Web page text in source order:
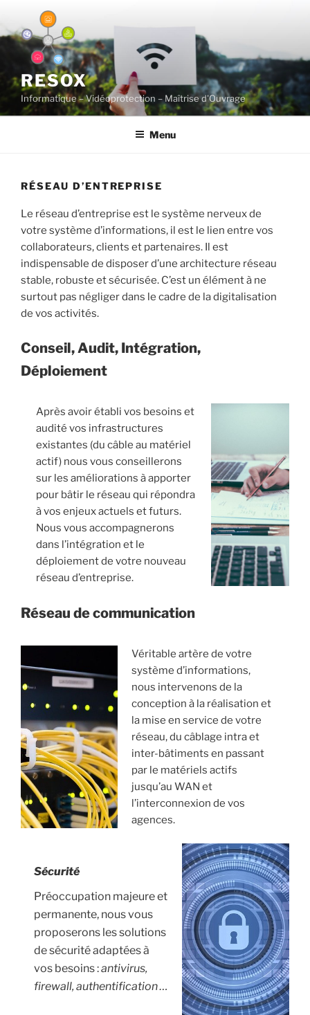
contenu
principal
RESOX
Informatique – Vidéoprotection – Maîtrise d'Ouvrage
Menu
RÉSEAU D’ENTREPRISE
Le réseau d’entreprise est le système nerveux de
votre système d’informations, il est le lien entre vos
collaborateurs, clients et partenaires. Il est
indispensable de disposer d’une architecture réseau
stable, robuste et sécurisée. C’est un élément à ne
surtout pas négliger dans le cadre de la digitalisation
de vos activités.
Conseil, Audit, Intégration,
Déploiement
Après avoir établi vos besoins et
audité vos infrastructures
existantes (du câble au matériel
actif) nous vous conseillerons
sur les améliorations à apporter
pour bâtir le réseau qui répondra
à vos enjeux actuels et futurs.
Nous vous accompagnerons
dans l’intégration et le
déploiement de votre nouveau
réseau d’entreprise.
Réseau de communication
Véritable artère de votre
système d’informations,
nous intervenons de la
conception à la réalisation et
la mise en service de votre
réseau, du câblage intra et
inter-bâtiments en passant
par le matériels actifs
jusqu’au WAN et
l’interconnexion de vos
agences.
Sécurité
Préoccupation majeure et
permanente, nous vous
proposerons les solutions
de sécurité adaptées à
vos besoins :antivirus,
firewall, authentification …